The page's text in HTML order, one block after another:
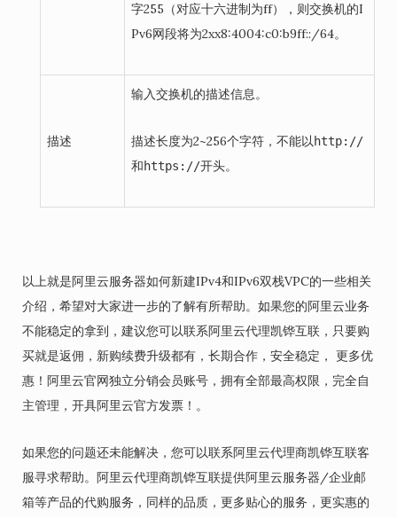
字255（对应十六进制为ff），则交换机的I
Pv6网段将为2xx8:4004:c0:b9ff::/64。
描述
输入交换机的描述信息。
描述长度为2~256个字符，不能以http://
和https://开头。
以上就是阿里云服务器如何新建IPv4和IPv6双栈VPC的一些相关
介绍，希望对大家进一步的了解有所帮助。如果您的阿里云业务
不能稳定的拿到，建议您可以联系阿里云代理凯铧互联，只要购
买就是返佣，新购续费升级都有，长期合作，安全稳定， 更多优
惠！阿里云官网独立分销会员账号，拥有全部最高权限，完全自
主管理，开具阿里云官方发票！。
如果您的问题还未能解决，您可以联系阿里云代理商凯铧互联客
服寻求帮助。阿里云代理商凯铧互联提供阿里云服务器/企业邮
箱等产品的代购服务，同样的品质，更多贴心的服务，更实惠的